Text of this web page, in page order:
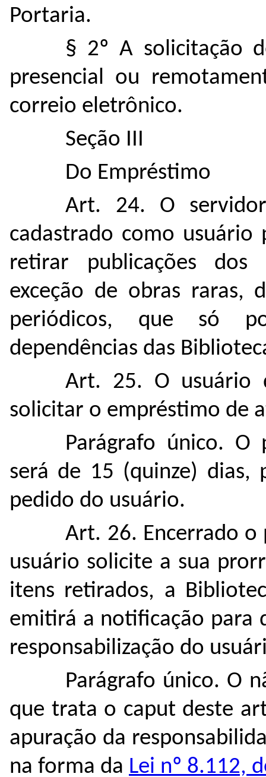
Portaria.
§ 2º A solicitação
presencial ou
correio eletrônico.
Seção III
Do Empréstimo
Art. 24. O
cadastrado como
retirar publicações dos
exceção de obras raras,
periódicos, que só
dependências das
Art. 25. O usuário
solicitar o empréstimo de
Parágrafo único. O
será de 15 (quinze)
pedido do usuário.
Art. 26. Encerrado o
usuário solicite a sua
itens retirados, a
emitirá a notificação para
responsabilização do
Parágrafo único. O
que trata o caput deste
apuração da
na forma da Lei nº 8.112,